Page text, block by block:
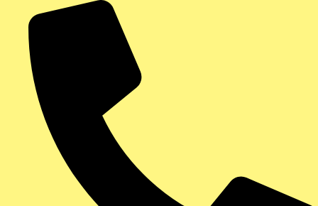
contenu